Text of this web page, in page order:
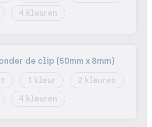
4
de clip (50mm x 8mm)
1
2
4